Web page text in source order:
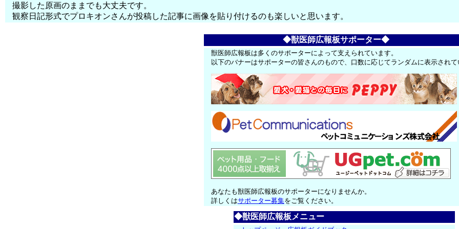
撮影した原画のままでも大丈夫です。
観察日記形式でプロキオンさんが投稿した記事に画像を貼り付けるのも楽しいと思います。
◆獣医師広報板サポーター◆
獣医師広報板は多くのサポーターによって支えられています。
以下のバナーはサポーターの皆さんのもので、口数に応じてランダムに表示され
あなたも獣医師広報板のサポーターになりませんか。
詳しくはサポーター募集をご覧ください。
◆獣医師広報板メニュー